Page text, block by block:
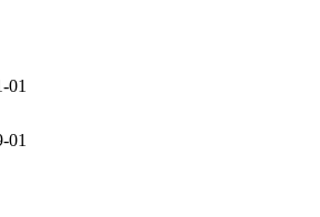
01
01